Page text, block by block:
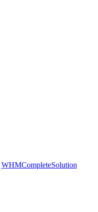
WHMCompleteSolution